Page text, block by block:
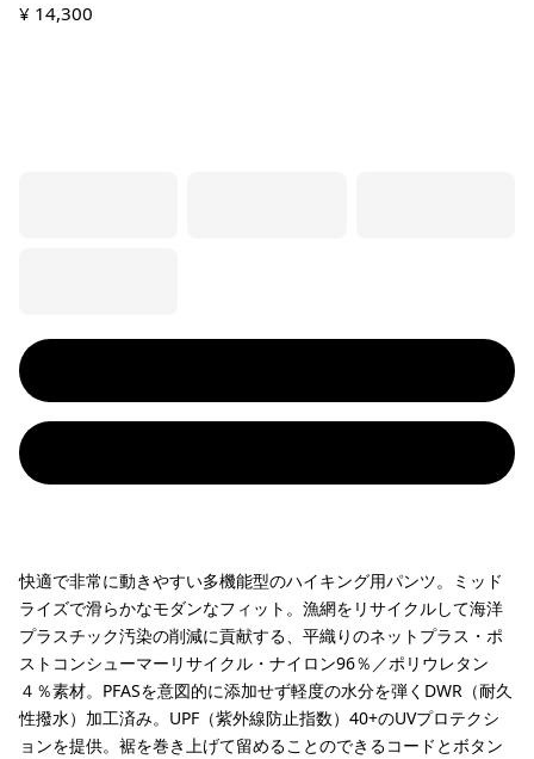
¥ 14,300
快適で非常に動きやすい多機能型のハイキング用パンツ。ミッド
ライズで滑らかなモダンなフィット。漁網をリサイクルして海洋
プラスチック汚染の削減に貢献する、平織りのネットプラス・ポ
ストコンシューマーリサイクル・ナイロン96％／ポリウレタン
４％素材。PFASを意図的に添加せず軽度の水分を弾くDWR（耐久
性撥水）加工済み。UPF（紫外線防止指数）40+のUVプロテクシ
ョンを提供。裾を巻き上げて留めることのできるコードとボタン